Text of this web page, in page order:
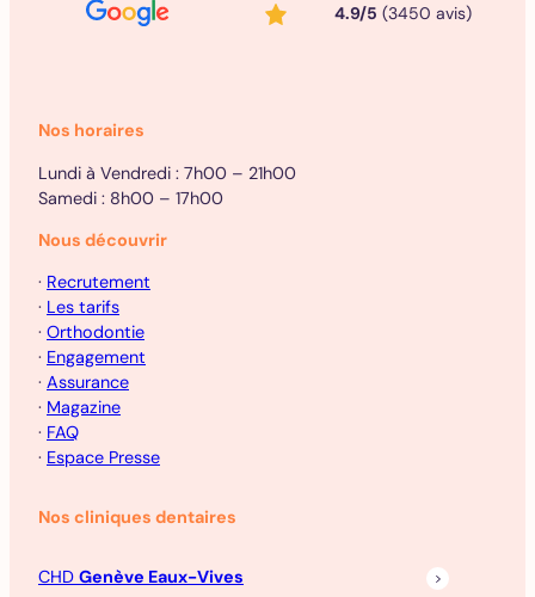
4.9/5 (3450 avis)
Nos horaires
Lundi à Vendredi : 7h00 – 21h00
Samedi : 8h00 – 17h00
Nous découvrir
· Recrutement
· Les tarifs
· Orthodontie
· Engagement
· Assurance
· Magazine
· FAQ
· Espace Presse
Nos cliniques dentaires
CHD Genève Eaux-Vives